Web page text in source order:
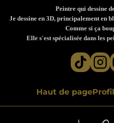
Peintre qui dessine
Je dessine en 3D, principalement en
Comme si ça
Elle s'est spécialisée dans les
Haut de page